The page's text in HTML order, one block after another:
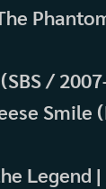
/
Smile
Legend